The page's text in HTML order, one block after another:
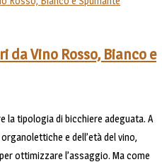
da Vino Rosso, Bianco e
la tipologia di bicchiere adeguata. A
e dell’età del vino,
ottimizzare l’assaggio. Ma come